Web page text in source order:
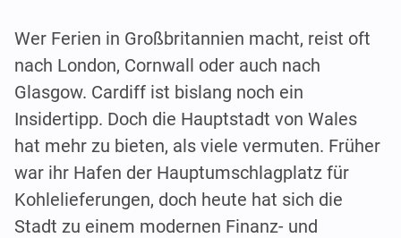
Wer Ferien in Großbritannien macht, reist oft
nach London, Cornwall oder auch nach
Glasgow. Cardiff ist bislang noch ein
Insidertipp. Doch die Hauptstadt von Wales
hat mehr zu bieten, als viele vermuten. Früher
war ihr Hafen der Hauptumschlagplatz für
Kohlelieferungen, doch heute hat sich die
Stadt zu einem modernen Finanz- und